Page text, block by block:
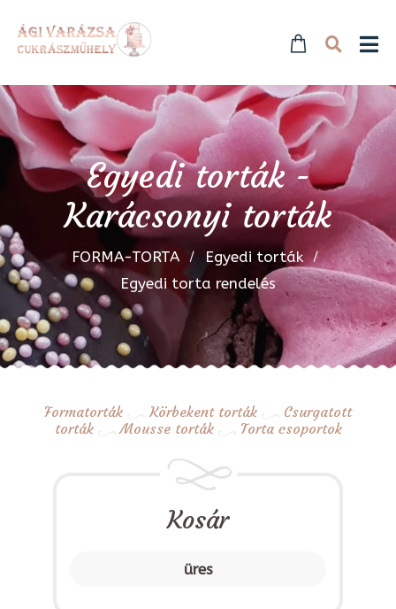
Egyedi torták -
Karácsonyi torták
FORMA-TORTA
Egyedi torták
Egyedi torta rendelés
Formatorták Körbekent torták
Csurgatott
torták
Mousse torták Torta csoportok
Kosár
üres